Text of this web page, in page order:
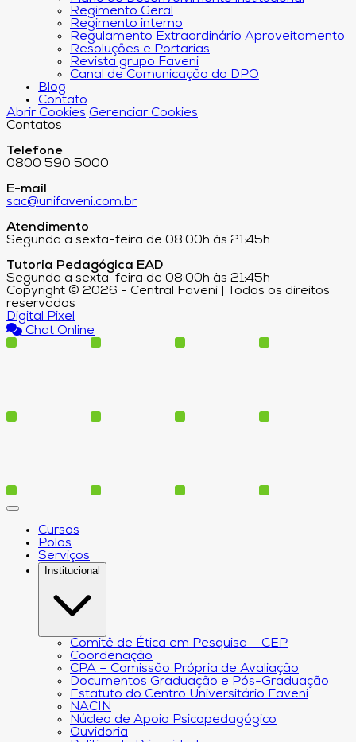
Regimento Geral
Regimento interno
Regulamento Extraordinário Aproveitamento
Resoluções e Portarias
Revista grupo Faveni
Canal de Comunicação do DPO
Blog
Contato
Abrir Cookies Gerenciar Cookies
Contatos
Telefone
0800 590 5000
E-mail
sac@unifaveni.com.br
Atendimento
Segunda a sexta-feira de 08:00h às 21:45h
Tutoria Pedagógica EAD
Segunda a sexta-feira de 08:00h às 21:45h
Copyright © 2026 - Central Faveni | Todos os direitos
reservados
Digital Pixel
Chat Online
Cursos
Polos
Serviços
Institucional
Comitê de Ética em Pesquisa – CEP
Coordenação
CPA – Comissão Própria de Avaliação
Documentos Graduação e Pós-Graduação
Estatuto do Centro Universitário Faveni
NACIN
Núcleo de Apoio Psicopedagógico
Ouvidoria